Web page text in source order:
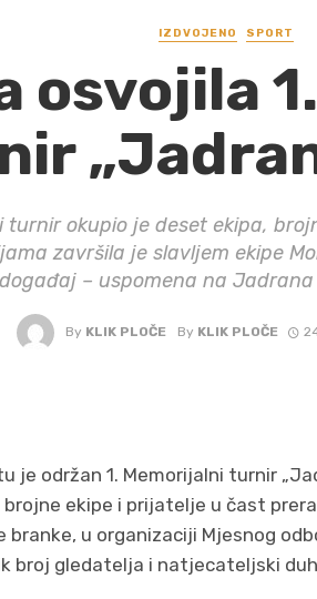
IZDVOJENO SPORT
osvojila
turnir okupio je deset ekipa,
završila je slavljem ekipe
– uspomena na
By KLIK PLOČE By KLIK PLOČE
je održan 1. Memorijalni turnir
ekipe i prijatelje u čast
branke, u organizaciji Mjesnog
broj gledatelja i natjecateljski